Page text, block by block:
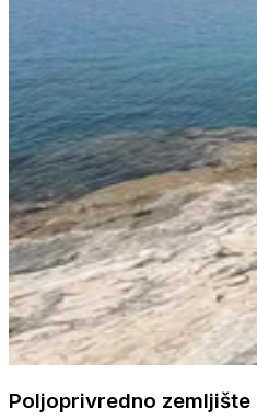
Poljoprivredno zemljište